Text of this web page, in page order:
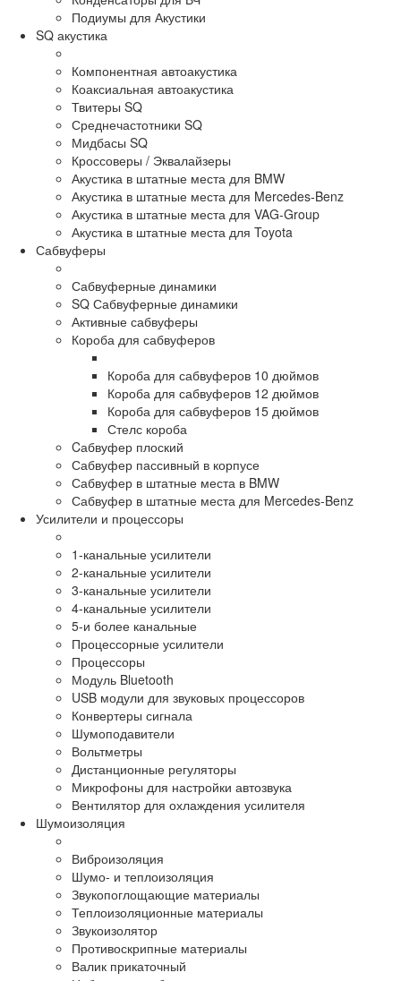
Подиумы для Акустики
SQ акустика
Компонентная автоакустика
Коаксиальная автоакустика
Твитеры SQ
Среднечастотники SQ
Мидбасы SQ
Кроссоверы / Эквалайзеры
Акустика в штатные места для BMW
Акустика в штатные места для Mercedes-Benz
Акустика в штатные места для VAG-Group
Акустика в штатные места для Toyota
Сабвуферы
Сабвуферные динамики
SQ Сабвуферные динамики
Активные сабвуферы
Короба для сабвуферов
Короба для сабвуферов 10 дюймов
Короба для сабвуферов 12 дюймов
Короба для сабвуферов 15 дюймов
Стелс короба
Cабвуфер плоский
Сабвуфер пассивный в корпусе
Сабвуфер в штатные места в BMW
Сабвуфер в штатные места для Mercedes-Benz
Усилители и процессоры
1-канальные усилители
2-канальные усилители
3-канальные усилители
4-канальные усилители
5-и более канальные
Процессорные усилители
Процессоры
Модуль Bluetooth
USB модули для звуковых процессоров
Конвертеры сигнала
Шумоподавители
Вольтметры
Дистанционные регуляторы
Микрофоны для настройки автозвука
Вентилятор для охлаждения усилителя
Шумоизоляция
Виброизоляция
Шумо- и теплоизоляция
Звукопоглощающие материалы
Теплоизоляционные материалы
Звукоизолятор
Противоскрипные материалы
Валик прикаточный